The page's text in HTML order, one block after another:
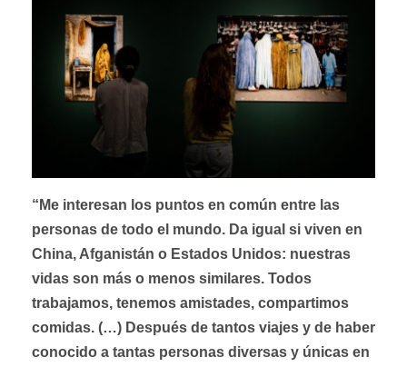
“Me interesan los puntos en común entre las
personas de todo el mundo. Da igual si viven en
China, Afganistán o Estados Unidos: nuestras
vidas son más o menos similares. Todos
trabajamos, tenemos amistades, compartimos
comidas. (…) Después de tantos viajes y de haber
conocido a tantas personas diversas y únicas en